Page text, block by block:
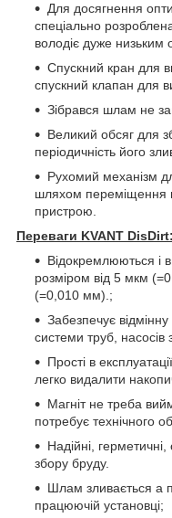
Для досягнення
спеціально
володіє дуже низьким
Спускний кран для
спускний клапан для
Зібрався шлам не
Великий обсяг для
періодичність його
Рухомий механізм
шляхом переміщення
пристрою.
Переваги KVANT DisDirt:
Відокремлюються і
розміром від 5 мкм
(=0,010 мм).;
Забезпечує
системи труб,
Прості в
легко видалити
Магніт не треба
потребує технічного
Надійні,
збору бруду.
Шлам зливається а
працюючій установці;